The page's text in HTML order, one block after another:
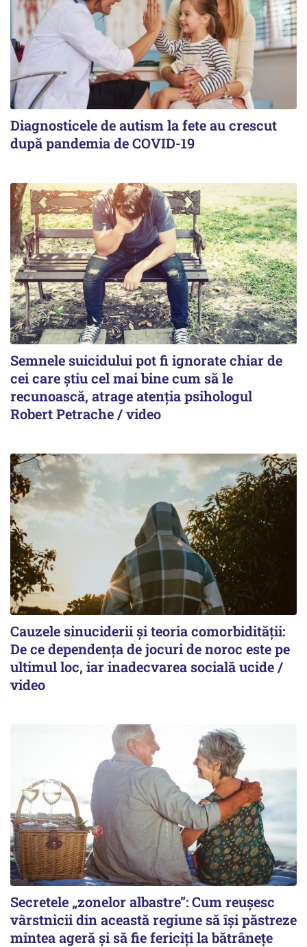
Diagnosticele de autism la fete au crescut
după pandemia de COVID-19
Semnele suicidului pot fi ignorate chiar de
cei care știu cel mai bine cum să le
recunoască, atrage atenția psihologul
Robert Petrache / video
Cauzele sinuciderii și teoria comorbidității:
De ce dependența de jocuri de noroc este pe
ultimul loc, iar inadecvarea socială ucide /
video
Secretele „zonelor albastre”: Cum reușesc
vârstnicii din această regiune să își păstreze
mintea ageră și să fie fericiți la bătrânețe